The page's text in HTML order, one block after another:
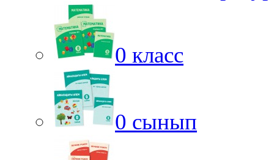
0 класс
0 сынып